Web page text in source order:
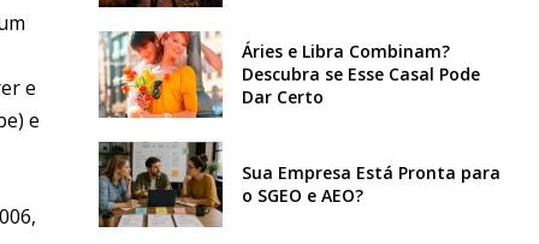
e
e
Áries e Libra Combinam?
Descubra se Esse Casal Pode
Dar Certo
Sua Empresa Está Pronta para
o SGEO e AEO?